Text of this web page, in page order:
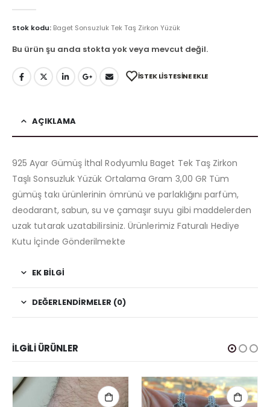
Stok kodu: Baget Sonsuzluk Tek Taş Zirkon Yüzük
Bu ürün şu anda stokta yok veya mevcut değil.
İSTEK LISTESINE EKLE
AÇIKLAMA
925 Ayar Gümüş İthal Rodyumlu Baget Tek Taş Zirkon
Taşlı Sonsuzluk Yüzük Ortalama Gram 3,00 GR Tüm
gümüş takı ürünlerinin ömrünü ve parlaklığını parfüm,
deodarant, sabun, su ve çamaşır suyu gibi maddelerden
uzak tutarak uzatabilirsiniz. Ürünlerimiz Faturalı Hediye
Kutu İçinde Gönderilmekte
EK BILGI
DEĞERLENDIRMELER (0)
İLGILI ÜRÜNLER